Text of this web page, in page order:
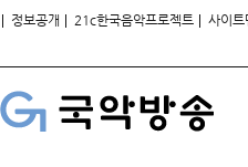
| 정보공개 | 21c한국음악프로젝트 | 사이트